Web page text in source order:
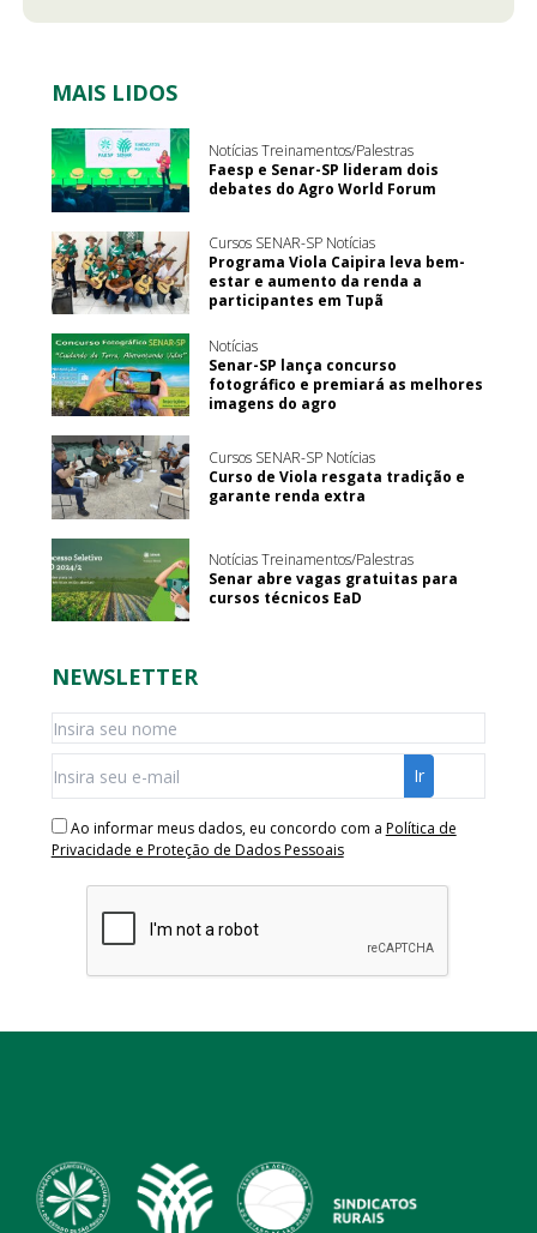
MAIS LIDOS
Notícias Treinamentos/Palestras
Faesp e Senar-SP lideram dois
debates do Agro World Forum
Cursos SENAR-SP Notícias
Programa Viola Caipira leva bem-
estar e aumento da renda a
participantes em Tupã
Notícias
Senar-SP lança concurso
fotográfico e premiará as melhores
imagens do agro
Cursos SENAR-SP Notícias
Curso de Viola resgata tradição e
garante renda extra
Notícias Treinamentos/Palestras
Senar abre vagas gratuitas para
cursos técnicos EaD
NEWSLETTER
Ao informar meus dados, eu concordo com a Política de
Privacidade e Proteção de Dados Pessoais